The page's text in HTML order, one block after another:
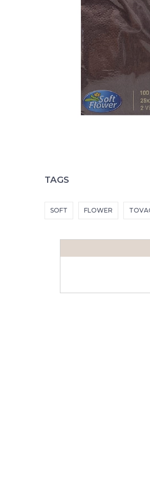
TAGS
SOFT FLOWER